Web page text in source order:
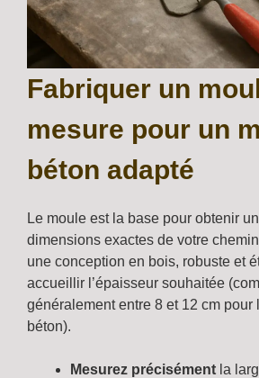
Fabriquer un
mesure pour un
béton adapté
Le moule est la base pour obtenir
dimensions exactes de votre
une conception en bois, robuste et
accueillir l’épaisseur souhaitée
généralement entre 8 et 12 cm pour
béton).
Mesurez précisément la